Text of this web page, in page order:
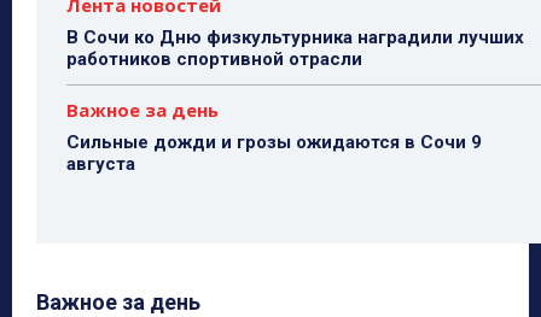
Лента новостей
В Сочи ко Дню физкультурника наградили лучших
работников спортивной отрасли
Важное за день
Сильные дожди и грозы ожидаются в Сочи 9
августа
Важное за день